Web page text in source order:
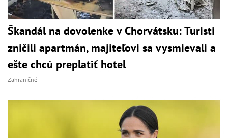
Škandál na dovolenke v Chorvátsku: Turisti
zničili apartmán, majiteľovi sa vysmievali a
ešte chcú preplatiť hotel
Zahraničné